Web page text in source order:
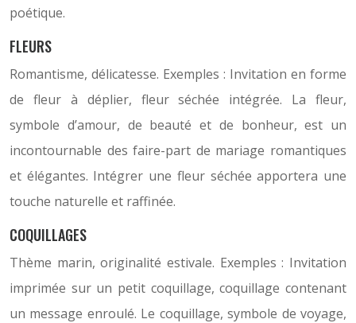
poétique.
FLEURS
Romantisme, délicatesse. Exemples : Invitation en forme
de fleur à déplier, fleur séchée intégrée. La fleur,
symbole d’amour, de beauté et de bonheur, est un
incontournable des faire-part de mariage romantiques
et élégantes. Intégrer une fleur séchée apportera une
touche naturelle et raffinée.
COQUILLAGES
Thème marin, originalité estivale. Exemples : Invitation
imprimée sur un petit coquillage, coquillage contenant
un message enroulé. Le coquillage, symbole de voyage,